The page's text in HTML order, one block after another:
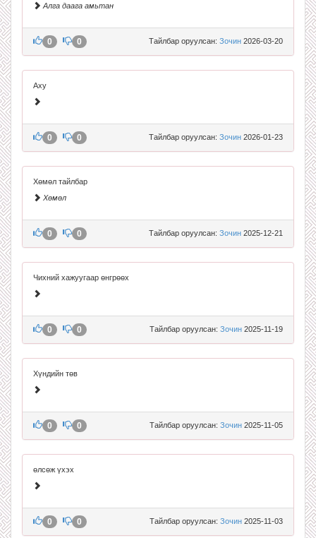
Алга даага амьтан
Тайлбар оруулсан: Зочин 2026-03-20
0 0
Аху
Тайлбар оруулсан: Зочин 2026-01-23
0 0
Хөмөл тайлбар
Хөмөл
Тайлбар оруулсан: Зочин 2025-12-21
0 0
Чихний хажуугаар өнгрөөх
Тайлбар оруулсан: Зочин 2025-11-19
0 0
Хүндийн төв
Тайлбар оруулсан: Зочин 2025-11-05
0 0
өлсөж үхэх
Тайлбар оруулсан: Зочин 2025-11-03
0 0